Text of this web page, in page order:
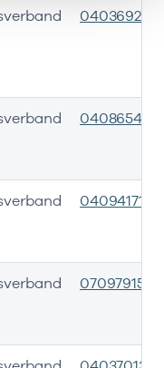
04036920
04086549
04094171
07097915